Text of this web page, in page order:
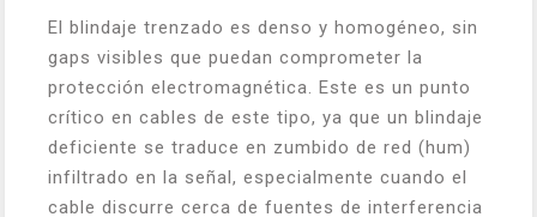
El blindaje trenzado es denso y homogéneo, sin
gaps visibles que puedan comprometer la
protección electromagnética. Este es un punto
crítico en cables de este tipo, ya que un blindaje
deficiente se traduce en zumbido de red (hum)
infiltrado en la señal, especialmente cuando el
cable discurre cerca de fuentes de interferencia